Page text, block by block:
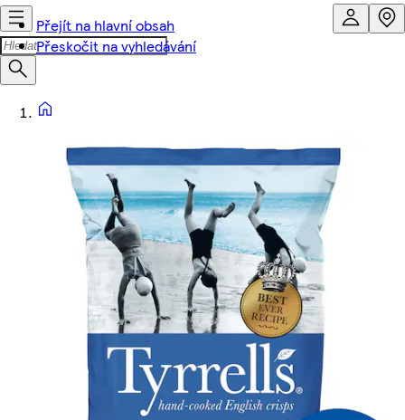
Přejít na hlavní obsah
Přeskočit na vyhledávání